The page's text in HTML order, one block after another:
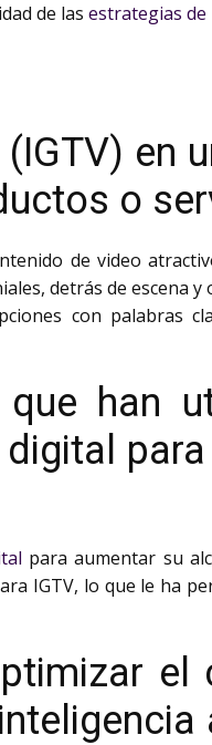
de las estrategias
en
o
de video
detrás de escena
con palabras
han
para aumentar su
IGTV, lo que le ha
el